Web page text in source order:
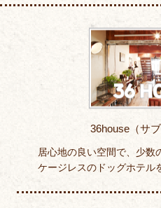
36house（サ
居心地の良い空間で、少数
ケージレスのドッグホテル